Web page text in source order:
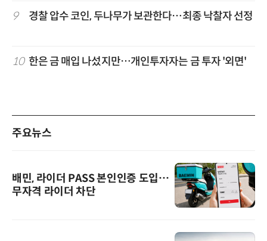
9 경찰 압수 코인, 두나무가 보관한다…최종 낙찰자 선정
10 한은 금 매입 나섰지만…개인투자자는 금 투자 '외면'
주요뉴스
배민, 라이더 PASS 본인인증 도입…
무자격 라이더 차단